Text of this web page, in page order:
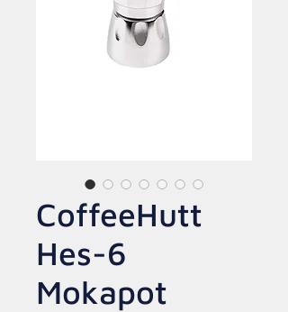
CoffeeHutt
Hes-6
Mokapot